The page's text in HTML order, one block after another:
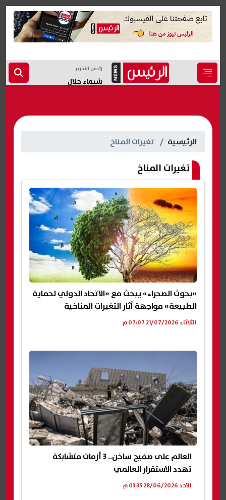
رئيس التحرير
شيماء جلال
الرئيسية تغيرات المناخ
تغيرات المناخ
«بحوث الصحراء» يبحث مع «الاتحاد الدولي لحماية
الطبيعة» مواجهة آثار التغيرات المناخية
الثلاثاء 21/07/2026 07:07 م
العالم على صفيح ساخن.. 3 أزمات متشابكة
تهدد الاستقرار العالمي
الأحد 28/06/2026 03:35 م